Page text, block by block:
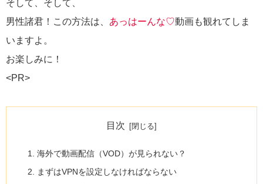
そして、そして、
男性諸君！この方法は、 あっはーんな♡動画も観れてしま
いますよ。
お楽しみに！
<PR>
目次
海外で動画配信（VOD）が見られない？
まずはVPNを設定しなければならない